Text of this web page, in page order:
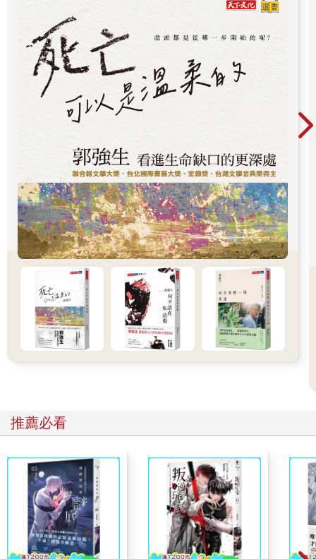
「你就是個動物痴，跟畜牲說話……」
我花了好大的力氣說服路易相信我，路西阿諾不是畜牲，而是一
架在阿方索空軍基地飛來飛去的飛機。
「路易，看！」
路西阿諾會開心地飛啊飛，像聽得懂我們在說什麼。他真的懂。
「他是一架飛機，他在表演……」
我停了下來。我得再去問問伊吉蒙督叔叔那個字，到底是飛行特
「枝」、飛行特「歧」，還是飛行特「技」。反正是其中一個，
但他現在想去動物園。
我們靠近雞舍，裡面有兩隻羽毛豐滿的母雞在地上啄啊啄。黑色
那隻老母雞很乖，我們甚至可以搔搔牠的頭。
「我們先去買門票。牽好我的手，因為人很多，小朋友很容易走
丟。看到星期天的動物園有多忙了嗎？」
這時，路易就會東看看、西看看，看見到處都是人山人海，然後
抓緊我的手。
到了售票口，我挺起肚子、清清喉嚨，鄭重其事地把手伸進口
袋，問售票小姐說：「幾歲以下免門票？」
「五歲。」
「所以，請給我一張成人票就好了。」
我摘下兩片橙子樹的樹葉當門票，和路易一起入園去。
「首先，孩子，你會看到美麗的鳥兒。看！五顏六色的鸚鵡，有
小隻的長尾小鸚鵡，還有大隻的金剛鸚鵡。那邊那些有著鮮艷羽
毛的是緋紅金剛鸚鵡。」
我在搞什麼鬼……她們會發現嗎？要是發現了，動物園一遊就要
「接下來呢？澤澤，我們現在要看什麼？」
我又清了清喉嚨，恢復剛剛的架勢。
「去看猴子吧！伊吉蒙督叔叔說牠們是『猿猴』。」
我們買了幾根香蕉，丟給猴子吃。
我們知道「嚴禁餵食」的規矩，但園裡有這麼多人，警衛忙不過
「小不點，別靠太近喔，不然牠們會對你丟香蕉皮。」
推薦必看